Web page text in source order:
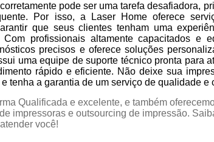
pode ser uma tarefa desafiadora,
Por isso, a Laser Home oferece
que seus clientes tenham uma
profissionais altamente capacitados e
precisos e oferece soluções
uma equipe de suporte técnico pronta para
rápido e eficiente. Não deixe sua
tenha a garantia de um serviço de qualidade e
Qualificada e excelente, e também
impressoras e outsourcing de impressão.
você!